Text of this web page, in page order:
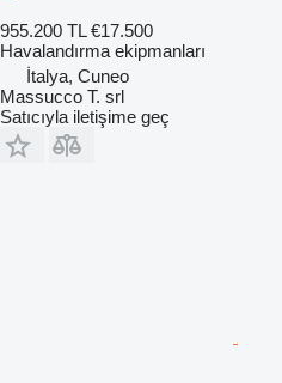
955.200 TL €17.500
Havalandırma ekipmanları
İtalya, Cuneo
Massucco T. srl
Satıcıyla iletişime geç